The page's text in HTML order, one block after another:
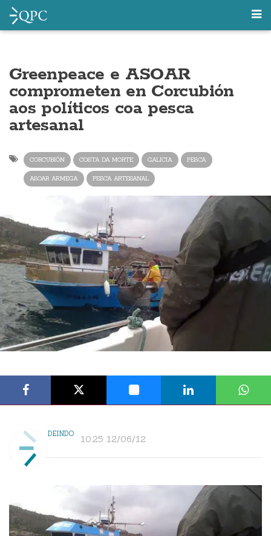
Greenpeace e ASOAR
comprometen en Corcubión
aos políticos coa pesca
artesanal
CORCUBIÓN COSTA DA MORTE GALICIA PESCA
ASOAR ARMEGA PESCA ARTESANAL
DEINDO 10:25 12/06/12